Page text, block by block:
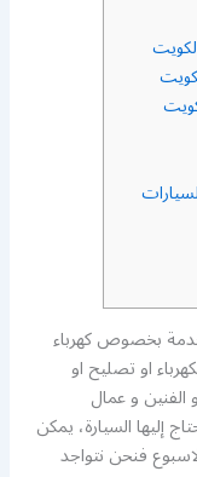
بخصوص كهرباء
او تصليح او
و عمال
إليها السيارة، يمكن
فنحن نتواجد